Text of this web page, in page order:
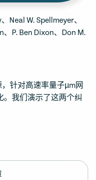
Neal W. Spellmeyer、
P. Ben Dixon、Don M.
针对高速率量子µm网
。我们演示了这两个纠